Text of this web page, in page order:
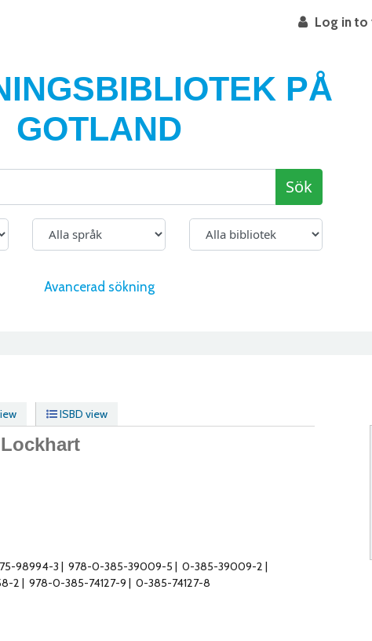
Log in to
PÅ
GOTLAND
Sök
Avancerad sökning
ISBD view
98994-3 978-0-385-39009-5
0-385-39009-2
2 978-0-385-74127-9
0-385-74127-8